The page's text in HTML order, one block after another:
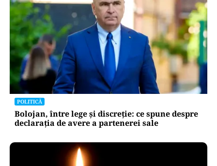
POLITICĂ
Bolojan, între lege și discreție: ce spune despre
declarația de avere a partenerei sale